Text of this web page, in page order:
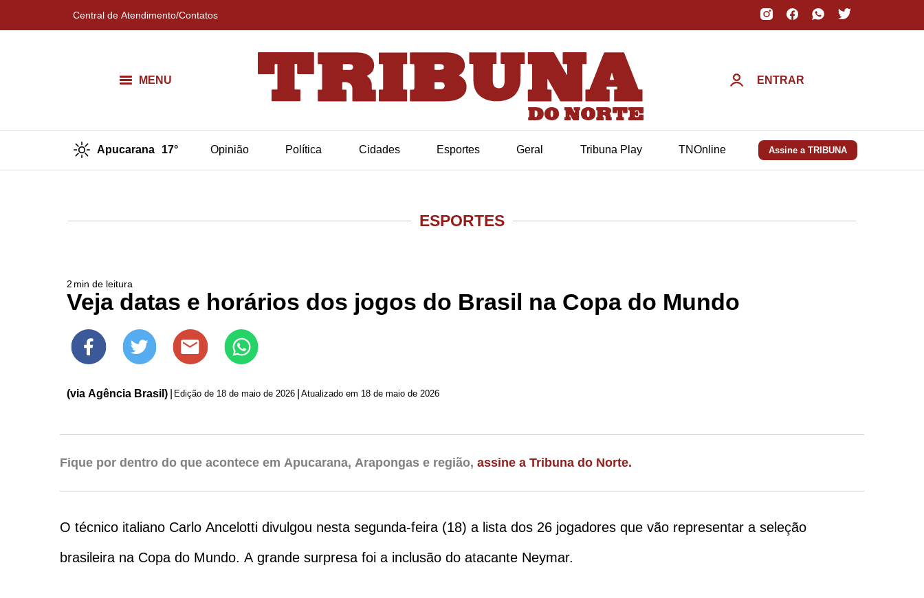
Central de Atendimento/Contatos
MENU ENTRAR
Apucarana 17° Opinião Política Cidades Esportes Geral Tribuna Play TNOnline Assine a TRIBUNA
ESPORTES
2 min de leitura
Veja datas e horários dos jogos do Brasil na Copa do Mundo
(via Agência Brasil) Edição de 18 de maio de 2026 Atualizado em 18 de maio de 2026
Fique por dentro do que acontece em Apucarana, Arapongas e região, assine a Tribuna do Norte.
O técnico italiano Carlo Ancelotti divulgou nesta segunda-feira (18) a lista dos 26 jogadores que vão representar a seleção
brasileira na Copa do Mundo. A grande surpresa foi a inclusão do atacante Neymar.